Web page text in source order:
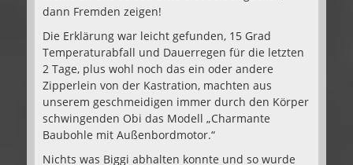
dann Fremden zeigen!
Die Erklärung war leicht gefunden, 15 Grad
Temperaturabfall und Dauerregen für die letzten
2 Tage, plus wohl noch das ein oder andere
Zipperlein von der Kastration, machten aus
unserem geschmeidigen immer durch den Körper
schwingenden Obi das Modell „Charmante
Baubohle mit Außenbordmotor.“
Nichts was Biggi abhalten konnte und so wurde